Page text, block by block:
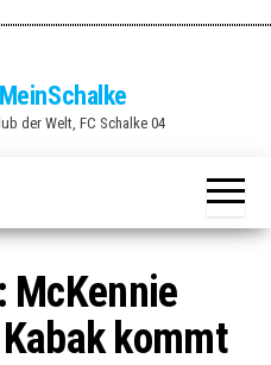
der Welt, FC Schalke 04
McKennie
kommt